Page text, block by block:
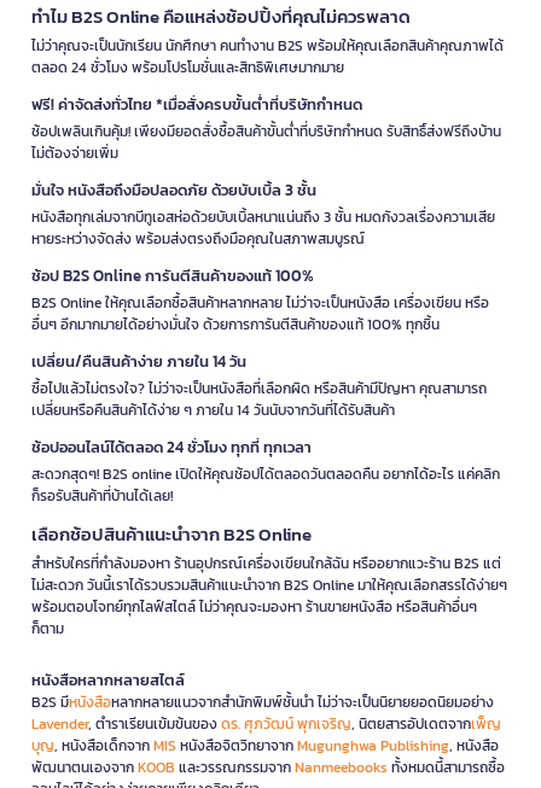
ทำไม B2S Online คือแหล่งช้อปปิ้งที่คุณไม่ควรพลาด
ไม่ว่าคุณจะเป็นนักเรียน นักศึกษา คนทำงาน B2S พร้อมให้คุณเลือกสินค้าคุณภาพได้
ตลอด 24 ชั่วโมง พร้อมโปรโมชั่นและสิทธิพิเศษมากมาย
ฟรี! ค่าจัดส่งทั่วไทย *เมื่อสั่งครบขั้นต่ำที่บริษัทกำหนด
ช้อปเพลินเกินคุ้ม! เพียงมียอดสั่งซื้อสินค้าขั้นต่ำที่บริษัทกำหนด รับสิทธิ์ส่งฟรีถึงบ้าน
ไม่ต้องจ่ายเพิ่ม
มั่นใจ หนังสือถึงมือปลอดภัย ด้วยบับเบิ้ล 3 ชั้น
หนังสือทุกเล่มจากบีทูเอสห่อด้วยบับเบิ้ลหนาแน่นถึง 3 ชั้น หมดกังวลเรื่องความเสีย
หายระหว่างจัดส่ง พร้อมส่งตรงถึงมือคุณในสภาพสมบูรณ์
ช้อป B2S Online การันตีสินค้าของแท้ 100%
B2S Online ให้คุณเลือกซื้อสินค้าหลากหลาย ไม่ว่าจะเป็นหนังสือ เครื่องเขียน หรือ
อื่นๆ อีกมากมายได้อย่างมั่นใจ ด้วยการการันตีสินค้าของแท้ 100% ทุกชิ้น
เปลี่ยน/คืนสินค้าง่าย ภายใน 14 วัน
ซื้อไปแล้วไม่ตรงใจ? ไม่ว่าจะเป็นหนังสือที่เลือกผิด หรือสินค้ามีปัญหา คุณสามารถ
เปลี่ยนหรือคืนสินค้าได้ง่าย ๆ ภายใน 14 วันนับจากวันที่ได้รับสินค้า
ช้อปออนไลน์ได้ตลอด 24 ชั่วโมง ทุกที่ ทุกเวลา
สะดวกสุดๆ! B2S online เปิดให้คุณช้อปได้ตลอดวันตลอดคืน อยากได้อะไร แค่คลิก
ก็รอรับสินค้าที่บ้านได้เลย!
เลือกช้อปสินค้าแนะนำจาก B2S Online
สำหรับใครที่กำลังมองหา ร้านอุปกรณ์เครื่องเขียนใกล้ฉัน หรืออยากแวะร้าน B2S แต่
ไม่สะดวก วันนี้เราได้รวบรวมสินค้าแนะนำจาก B2S Online มาให้คุณเลือกสรรได้ง่ายๆ
พร้อมตอบโจทย์ทุกไลฟ์สไตล์ ไม่ว่าคุณจะมองหา ร้านขายหนังสือ หรือสินค้าอื่นๆ
ก็ตาม
หนังสือหลากหลายสไตล์
B2S มีหนังสือหลากหลายแนวจากสำนักพิมพ์ชั้นนำ ไม่ว่าจะเป็นนิยายยอดนิยมอย่าง
Lavender, ตำราเรียนเข้มข้นของดร. ศุภวัฒน์ พุกเจริญ, นิตยสารอัปเดตจากเพ็ญ
บุญ, หนังสือเด็กจากMIS หนังสือจิตวิทยาจากMugunghwa Publishing, หนังสือ
พัฒนาตนเองจากKOOB และวรรณกรรมจากNanmeebooks ทั้งหมดนี้สามารถซื้อ